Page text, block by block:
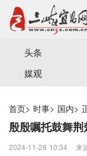
宜昌三峡融媒体
头条
媒观
首页> 时事> 国内>
殷殷嘱托鼓舞
2024-11-28 10:34 来